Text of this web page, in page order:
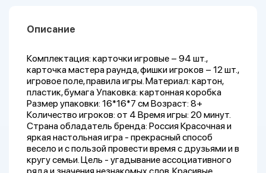
Описание
Комплектация: карточки игровые – 94 шт.,
карточка мастера раунда, фишки игроков – 12 шт.,
игровое поле, правила игры. Материал: картон,
пластик, бумага Упаковка: картонная коробка
Размер упаковки: 16*16*7 см Возраст: 8+
Количество игроков: от 4 Время игры: 20 минут.
Страна обладатель бренда: Россия Красочная и
яркая настольная игра - прекрасный способ
весело и с пользой провести время с друзьями и в
кругу семьи. Цель - угадывание ассоциативного